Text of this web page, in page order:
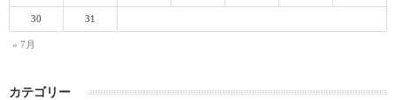
« 7月
30 31
カテゴリー